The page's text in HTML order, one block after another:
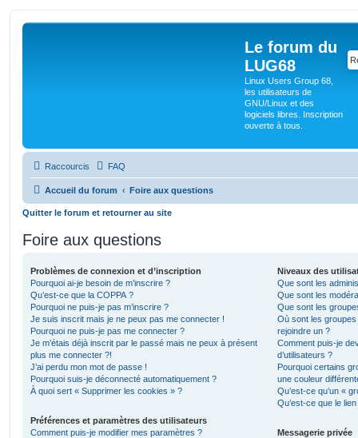
Le forum du
LUG68
Linux Users Group 68,
les utilisateurs de
GNU/Linux et des
logiciels libres. Inscription
ouverte à tous.
Raccourcis FAQ
Accueil du forum Foire aux questions
Quitter le forum et retourner au site
Foire aux questions
Problèmes de connexion et d’inscription
Pourquoi ai-je besoin de m’inscrire ?
Qu’est-ce que la COPPA ?
Pourquoi ne puis-je pas m’inscrire ?
Je suis inscrit mais je ne peux pas me connecter !
Pourquoi ne puis-je pas me connecter ?
Je m’étais déjà inscrit par le passé mais ne peux à présent
plus me connecter ?!
J’ai perdu mon mot de passe !
Pourquoi suis-je déconnecté automatiquement ?
À quoi sert « Supprimer les cookies » ?
Préférences et paramètres des utilisateurs
Comment puis-je modifier mes paramètres ?
Niveaux des
Que sont les
Que sont les
Que sont les
Où sont les groupes
rejoindre un ?
Comment puis-je
d’utilisateurs ?
Pourquoi certains
une couleur
Qu’est-ce qu’un «
Qu’est-ce que le lien
Messagerie privée